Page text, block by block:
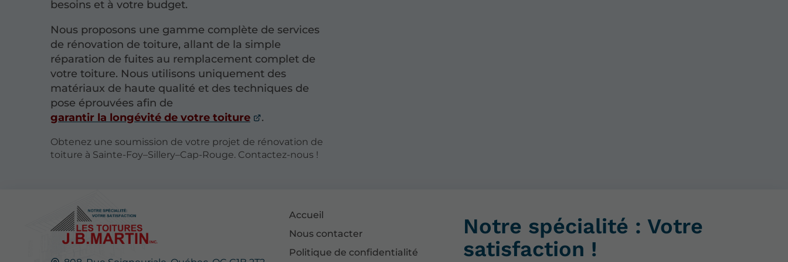
besoins et à votre budget.
Nous proposons une gamme complète de services
de rénovation de toiture, allant de la simple
réparation de fuites au remplacement complet de
votre toiture. Nous utilisons uniquement des
matériaux de haute qualité et des techniques de
pose éprouvées afin de
garantir la longévité de votre toiture
.
Obtenez une soumission de votre projet de rénovation de
toiture à Sainte-Foy–Sillery–Cap-Rouge. Contactez-nous !
Accueil
Nous contacter
Politique de confidentialité
Notre spécialité : Votre
satisfaction !